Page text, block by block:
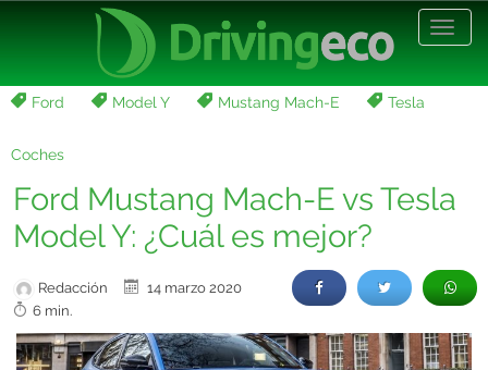
Ford Model Y Mustang Mach-E Tesla
Coches
Ford Mustang Mach-E vs Tesla
Model Y: ¿Cuál es mejor?
Redacción
14 marzo 2020
6 min.